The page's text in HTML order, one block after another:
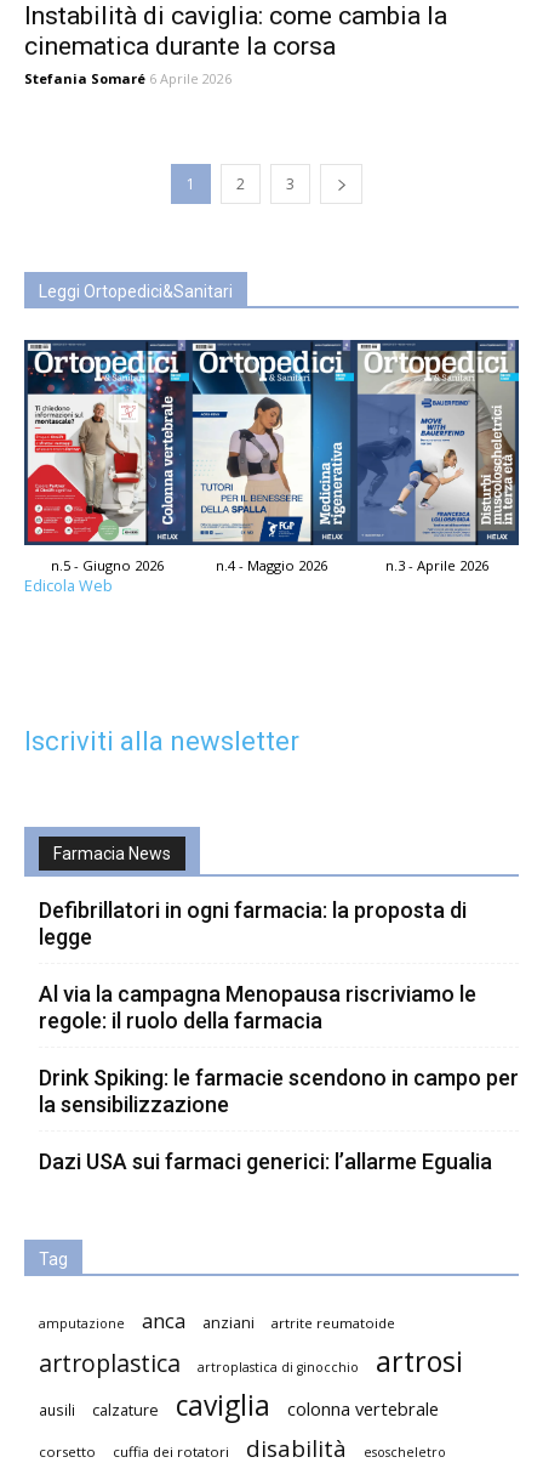
Instabilità di caviglia: come cambia la
cinematica durante la corsa
Stefania Somaré 6 Aprile 2026
1 2 3
Leggi Ortopedici&Sanitari
n.5 - Giugno 2026 n.4 - Maggio 2026 n.3 - Aprile 2026
Edicola Web
Iscriviti alla newsletter
Farmacia News
Defibrillatori in ogni farmacia: la proposta di
legge
Al via la campagna Menopausa riscriviamo le
regole: il ruolo della farmacia
Drink Spiking: le farmacie scendono in campo per
la sensibilizzazione
Dazi USA sui farmaci generici: l’allarme Egualia
Tag
amputazione anca anziani artrite reumatoide
artroplastica artroplastica di ginocchio artrosi
ausili calzature caviglia colonna vertebrale
corsetto cuffia dei rotatori disabilità esoscheletro